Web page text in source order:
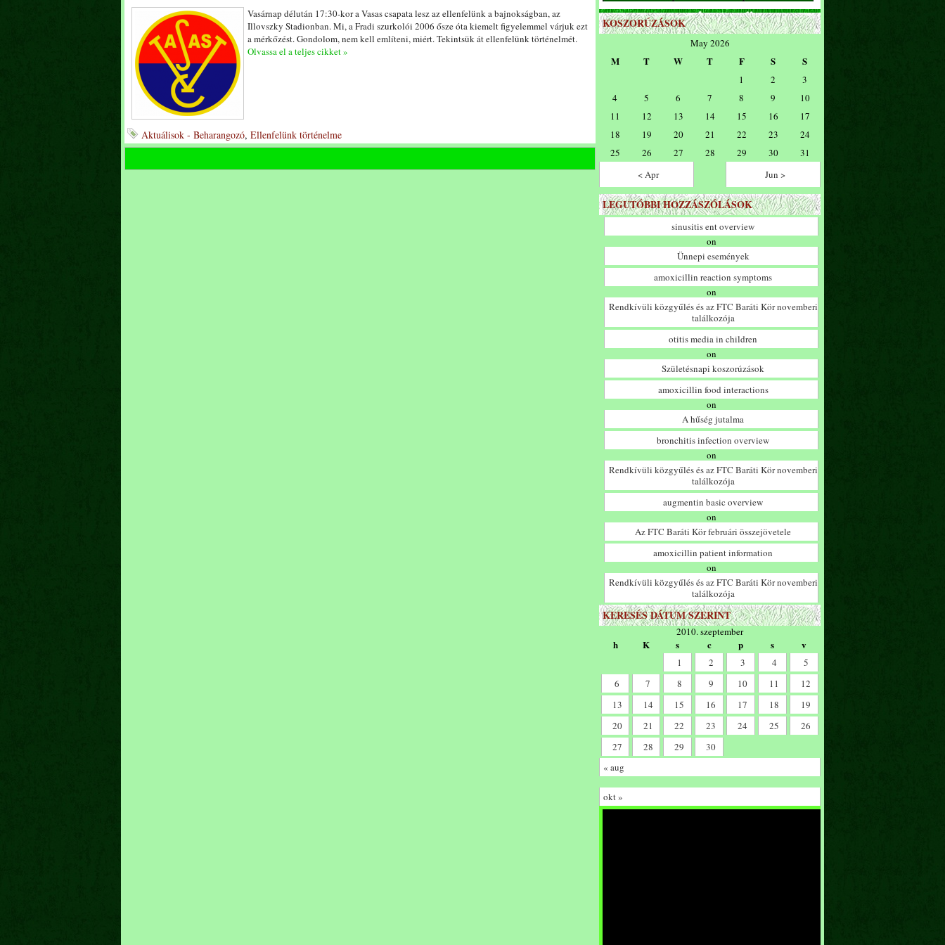
Vasárnap délután 17:30-kor a Vasas csapata lesz az ellenfelünk a bajnokságban, az
Illovszky Stadionban. Mi, a Fradi szurkolói 2006 ősze óta kiemelt figyelemmel várjuk ezt
a mérkőzést. Gondolom, nem kell említeni, miért. Tekintsük át ellenfelünk történelmét.
Olvassa el a teljes cikket »
Aktuálisok - Beharangozó, Ellenfelünk történelme
KOSZORÚZÁSOK
May 2026
M T W T F S S
1 2
3
4
5 6 7 8 9
10
11
12 13 14 15 16
17
18
19 20 21 22 23
24
25
26 27 28 29 30
31
< Apr
Jun >
LEGUTÓBBI HOZZÁSZÓLÁSOK
sinusitis ent overview
on
Ünnepi események
amoxicillin reaction symptoms
on
Rendkívüli közgyűlés és az FTC Baráti Kör novemberi
találkozója
otitis media in children
on
Születésnapi koszorúzások
amoxicillin food interactions
on
A hűség jutalma
bronchitis infection overview
on
Rendkívüli közgyűlés és az FTC Baráti Kör novemberi
találkozója
augmentin basic overview
on
Az FTC Baráti Kör februári összejövetele
amoxicillin patient information
on
Rendkívüli közgyűlés és az FTC Baráti Kör novemberi
találkozója
KERESÉS DÁTUM SZERINT
2010. szeptember
h K s c p s v
1 2 3 4
5
6
7 8 9 10 11
12
13
14 15 16 17 18
19
20
21 22 23 24 25
26
27
28 29
30
« aug
okt »